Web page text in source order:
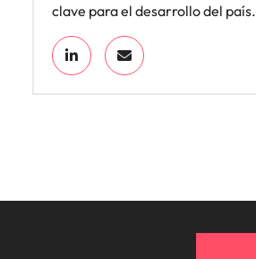
clave para el desarrollo del país.